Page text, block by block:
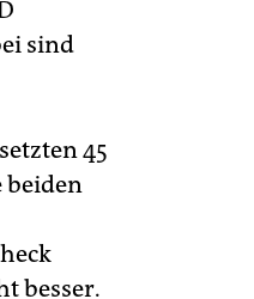
sind
45
beiden
besser.